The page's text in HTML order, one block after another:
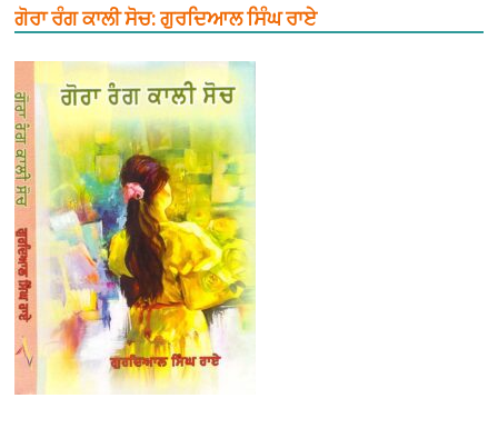
ਗੋਰਾ ਰੰਗ ਕਾਲੀ ਸੋਚ: ਗੁਰਦਿਆਲ ਸਿੰਘ ਰਾਏ